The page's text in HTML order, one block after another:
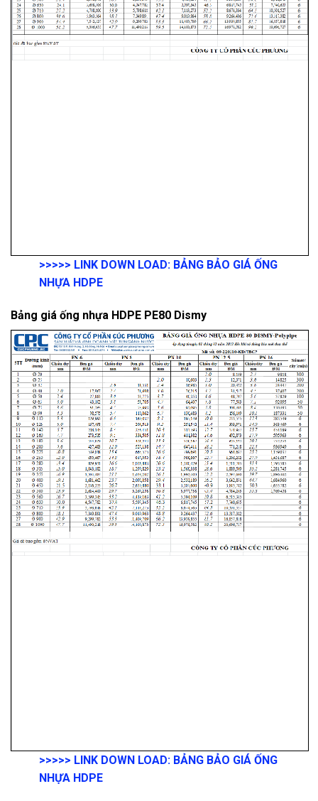
>>>>> LINK DOWN LOAD: BẢNG BẢO GIÁ ỐNG
NHỰA HDPE
Bảng giá ống nhựa HDPE PE80 Dismy
>>>>> LINK DOWN LOAD: BẢNG BẢO GIÁ ỐNG
NHỰA HDPE